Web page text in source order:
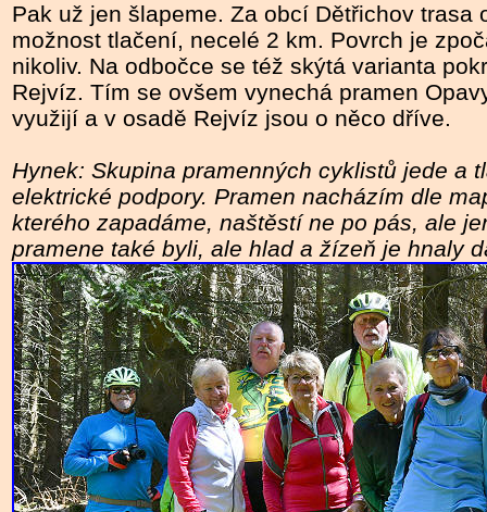
Pak už jen šlapeme. Za obcí Dětřichov trasa
možnost tlačení, necelé 2 km. Povrch je
nikoliv. Na odbočce se též skýtá varianta
Rejvíz. Tím se ovšem vynechá pramen
využijí a v osadě Rejvíz jsou o něco dříve.
Hynek: Skupina pramenných cyklistů jede a
elektrické podpory. Pramen nacházím dle
kterého zapadáme, naštěstí ne po pás, ale
pramene také byli, ale hlad a žízeň je hnaly